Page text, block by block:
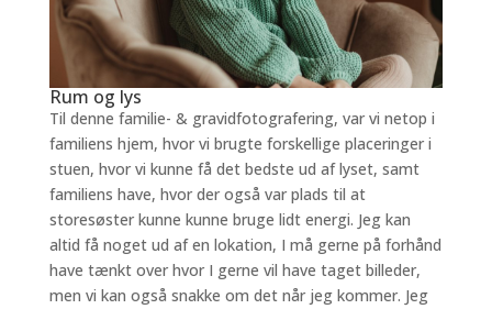
Rum og lys
Til denne familie- & gravidfotografering, var vi netop i
familiens hjem, hvor vi brugte forskellige placeringer i
stuen, hvor vi kunne få det bedste ud af lyset, samt
familiens have, hvor der også var plads til at
storesøster kunne kunne bruge lidt energi. Jeg kan
altid få noget ud af en lokation, I må gerne på forhånd
have tænkt over hvor I gerne vil have taget billeder,
men vi kan også snakke om det når jeg kommer. Jeg